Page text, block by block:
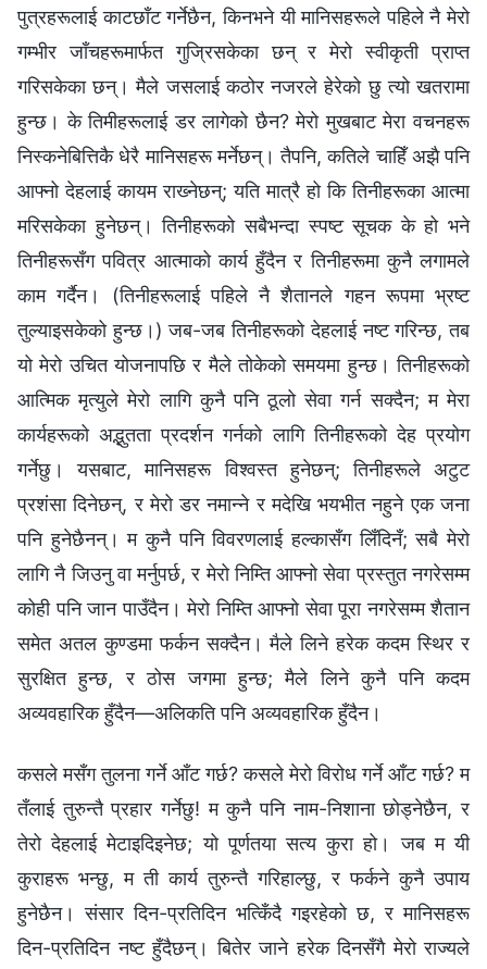
पुत्रहरूलाई काटछाँट गर्नेछैन, किनभने यी मानिसहरूले पहिले नै मेरो
गम्भीर जाँचहरूमार्फत गुज्रिसकेका छन् र मेरो स्वीकृती प्राप्त
गरिसकेका छन्। मैले जसलाई कठोर नजरले हेरेको छु त्यो खतरामा
हुन्छ। के तिमीहरूलाई डर लागेको छैन? मेरो मुखबाट मेरा वचनहरू
निस्कनेबित्तिकै धेरै मानिसहरू मर्नेछन्। तैपनि, कतिले चाहिँ अझै पनि
आफ्‍नो देहलाई कायम राख्‍नेछन्; यति मात्रै हो कि तिनीहरूका आत्मा
मरिसकेका हुनेछन्। तिनीहरूको सबैभन्दा स्पष्ट सूचक के हो भने
तिनीहरूसँग पवित्र आत्‍माको कार्य हुँदैन र तिनीहरूमा कुनै लगामले
काम गर्दैन। (तिनीहरूलाई पहिले नै शैतानले गहन रूपमा भ्रष्ट
तुल्याइसकेको हुन्छ।) जब-जब तिनीहरूको देहलाई नष्ट गरिन्छ, तब
यो मेरो उचित योजनापछि र मैले तोकेको समयमा हुन्छ। तिनीहरूको
आत्मिक मृत्युले मेरो लागि कुनै पनि ठूलो सेवा गर्न सक्दैन; म मेरा
कार्यहरूको अद्भुतता प्रदर्शन गर्नको लागि तिनीहरूको देह प्रयोग
गर्नेछु। यसबाट, मानिसहरू विश्‍वस्त हुनेछन्; तिनीहरूले अटुट
प्रशंसा दिनेछन्, र मेरो डर नमान्ने र मदेखि भयभीत नहुने एक जना
पनि हुनेछैनन्। म कुनै पनि विवरणलाई हल्‍कासँग लिँदिनँ; सबै मेरो
लागि नै जिउनु वा मर्नुपर्छ, र मेरो निम्ति आफ्‍नो सेवा प्रस्तुत नगरेसम्‍म
कोही पनि जान पाउँदैन। मेरो निम्ति आफ्‍नो सेवा पूरा नगरेसम्‍म शैतान
समेत अतल कुण्‍डमा फर्कन सक्दैन। मैले लिने हरेक कदम स्थिर र
सुरक्षित हुन्छ, र ठोस जगमा हुन्छ; मैले लिने कुनै पनि कदम
अव्यवहारिक हुँदैन—अलिकति पनि अव्यवहारिक हुँदैन।
कसले मसँग तुलना गर्ने आँट गर्छ? कसले मेरो विरोध गर्ने आँट गर्छ? म
तँलाई तुरुन्तै प्रहार गर्नेछु! म कुनै पनि नाम-निशाना छोड्नेछैन, र
तेरो देहलाई मेटाइदिइनेछ; यो पूर्णतया सत्य कुरा हो। जब म यी
कुराहरू भन्छु, म ती कार्य तुरुन्तै गरिहाल्छु, र फर्कने कुनै उपाय
हुनेछैन। संसार दिन-प्रतिदिन भत्किँदै गइरहेको छ, र मानिसहरू
दिन-प्रतिदिन नष्ट हुँदैछन्। बितेर जाने हरेक दिनसँगै मेरो राज्यले